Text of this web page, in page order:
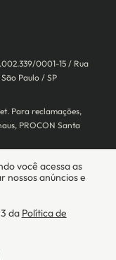
0001-15 / Rua
Paulo / SP
Para reclamações,
PROCON Santa
paga (cartões de